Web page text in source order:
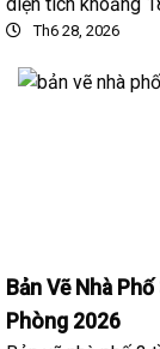
Th6 28, 2026
Bản Vẽ Nhà
Phòng 2026